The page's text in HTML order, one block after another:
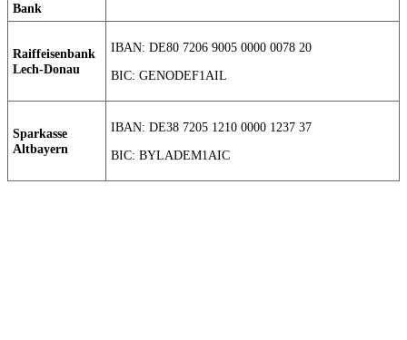
Bank
Raiffeisenbank
Lech-Donau
IBAN: DE80 7206 9005 0000 0078 20
BIC: GENODEF1AIL
Sparkasse
Altbayern
IBAN: DE38 7205 1210 0000 1237 37
BIC: BYLADEM1AIC